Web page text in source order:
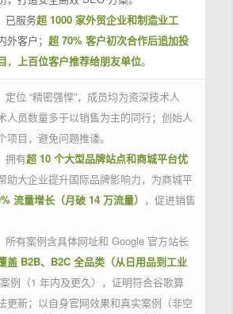
已服务超 1000 家外贸企业和制造业工
外客户； 超 70% 客户初次合作后追加投
， 上百位客户推荐给朋友单位。
定位 “精密强悍”，成员均为资深技术人
人员数量多于以销售为主的同行；创始人
项目，避免问题推诿。
拥有超 10 个大型品牌站点和商城平台优
助大企业提升国际品牌影响力，为商城平
流量增长（月破 14 万流量） ，促进销售
所有案例含具体网址和 Google 官方站长
盖 B2B、B2C 全品类（从日用品到工业
例（1 年内及更久），证明符合谷歌算
更新；以自身官网效果和真实案例（非空